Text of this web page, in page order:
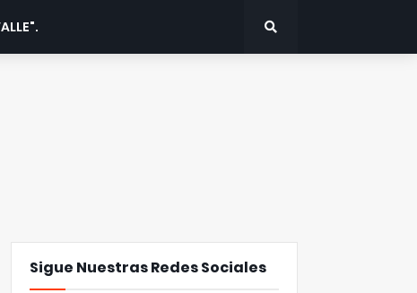
Sigue Nuestras Redes Sociales